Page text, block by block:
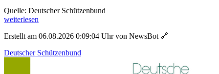
Quelle: Deutscher Schützenbund
weiterlesen
Erstellt am 06.08.2026 0:09:04 Uhr von NewsBot 🔗
Deutscher Schützenbund